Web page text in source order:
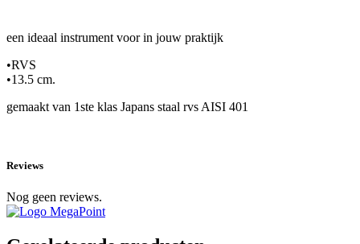
een ideaal instrument voor in jouw praktijk
•RVS
•13.5 cm.
gemaakt van 1ste klas Japans staal rvs AISI 401
Reviews
Nog geen reviews.